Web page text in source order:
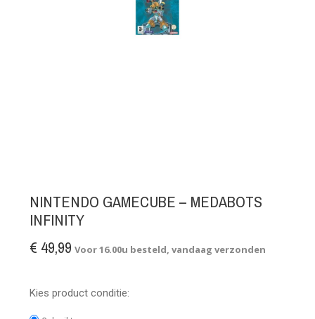
NINTENDO GAMECUBE – MEDABOTS
INFINITY
€ 49,99 Voor 16.00u besteld, vandaag verzonden
Kies product conditie: